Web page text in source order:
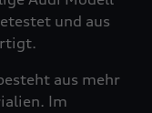
und aus
aus mehr
Im